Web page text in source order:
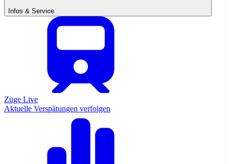
Infos & Service
Züge Live
Aktuelle Verspätungen verfolgen